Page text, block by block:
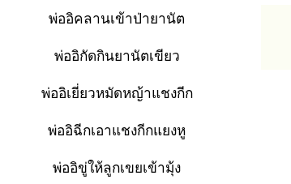
พ่ออิคลานเข้าป่ายานัต
พ่ออิกัดกินยานัตเขียว
พ่ออิเยี่ยวหมัดหญ้าแชงกีก
พ่ออิฉีกเอาแชงกีกแยงหู
พ่ออิขู่ให้ลูกเขยเข้ามุ้ง